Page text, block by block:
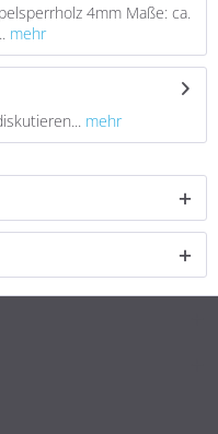
4mm Maße: ca.
mehr
mehr